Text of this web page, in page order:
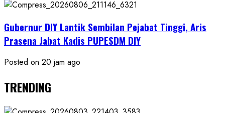
Gubernur DIY Lantik Sembilan Pejabat Tinggi, Aris
Prasena Jabat Kadis PUPESDM DIY
Posted on 20 jam ago
TRENDING